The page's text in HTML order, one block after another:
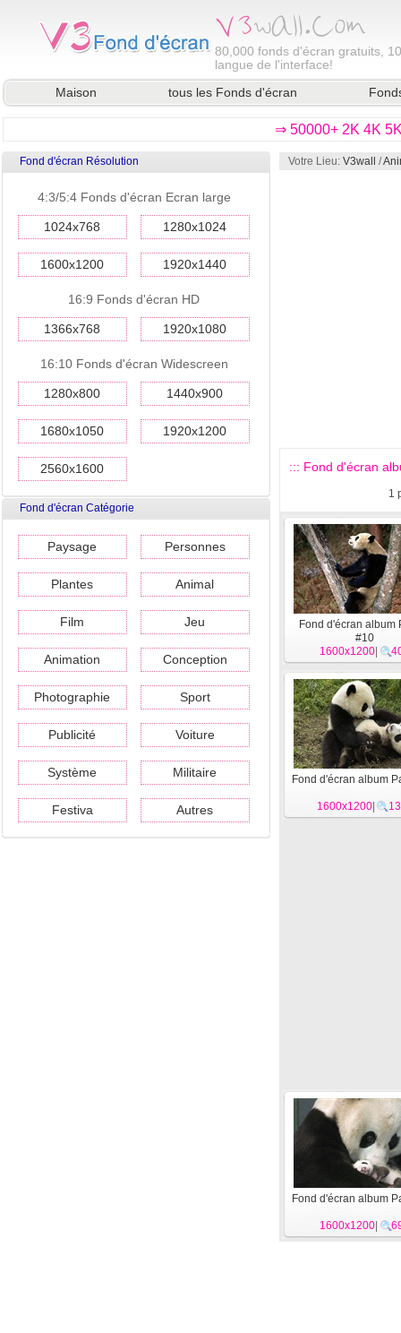
80,000 fonds d'écran gratuits,
langue de l'interface!
Maison
tous les Fonds d'écran
⇒ 50000+ 2K 4K
Fond d'écran Résolution
4:3/5:4 Fonds d'écran Ecran large
1024x768 1280x1024
1600x1200 1920x1440
16:9 Fonds d'écran HD
1366x768 1920x1080
16:10 Fonds d'écran Widescreen
1280x800 1440x900
1680x1050 1920x1200
2560x1600
Fond d'écran Catégorie
Paysage Personnes
Plantes Animal
Film Jeu
Animation Conception
Photographie Sport
Publicité Voiture
Système Militaire
Festiva Autres
Votre Lieu: V3wall /
::: Fond d'écran
1
Fond d'écran album
#10
1600x1200
Fond d'écran album
1600x1200
Fond d'écran album
1600x1200